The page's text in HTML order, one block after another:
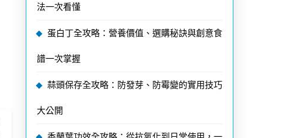
法一次看懂
蛋白丁全攻略：營養價值、選購秘訣與創意食
譜一次掌握
蒜頭保存全攻略：防發芽、防霉變的實用技巧
大公開